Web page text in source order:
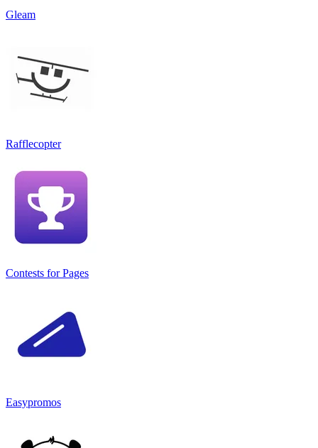
Gleam
Rafflecopter
Contests for Pages
Easypromos